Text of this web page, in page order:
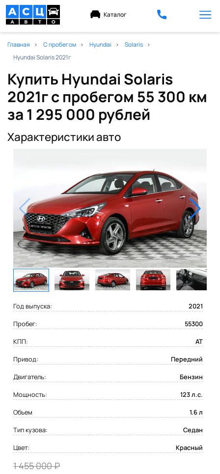
Каталог
Главная С пробегом Hyundai
Solaris
Hyundai Solaris 2021г
Купить Hyundai Solaris
2021г с пробегом 55 300 км
за 1 295 000 рублей
Характеристики авто
Год выпуска:
2021
Пробег:
55300
КПП:
AT
Привод:
Передний
Двигатель:
Бензин
Мощность:
123 л.с.
Объем
1.6 л
Тип кузова:
Седан
Цвет:
Красный
1 455 000 ₽